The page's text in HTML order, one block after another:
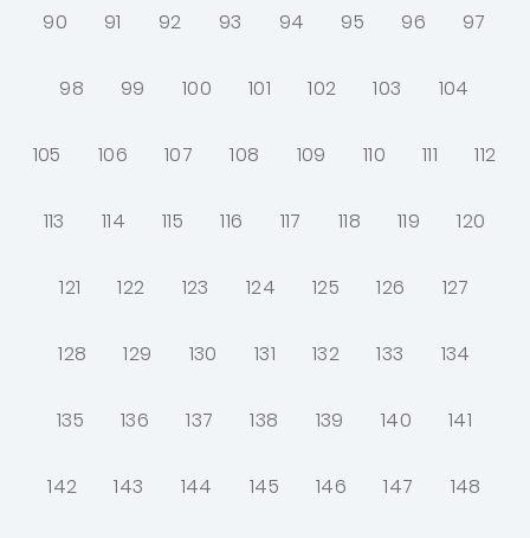
90 91 92 93 94 95 96 97
98 99 100 101 102 103 104
105 106 107 108 109 110 111 112
113 114 115 116 117 118 119 120
121 122 123 124 125 126 127
128 129 130 131 132 133 134
135 136 137 138 139 140 141
142 143 144 145 146 147 148